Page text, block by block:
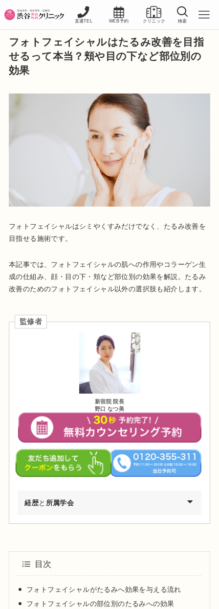
直通TEL WEB予約 クリニック 検索
フォトフェイシャルはたるみ改善を目指
せるって本当？頬や目の下など部位別の
効果
フォトフェイシャルはシミやくすみだけでなく、たるみ改善を
目指せる施術です。
本記事では、フォトフェイシャルの肌への作用やコラーゲン生
成の仕組み、顔・目の下・頬など部位別の効果を解説。たるみ
改善のためのフォトフェイシャル以外の選択肢も紹介します。
監修者
新宿院 院長
野口 なつ美
経歴と 所属学会
2010年04月 東京医科歯科大学医学部付属病院 研修医
2012年04月 東京医科歯科大学皮膚科 勤務
目次
フォトフェイシャルがたるみへ効果を与える流れ
フォトフェイシャルの部位別のたるみへの効果